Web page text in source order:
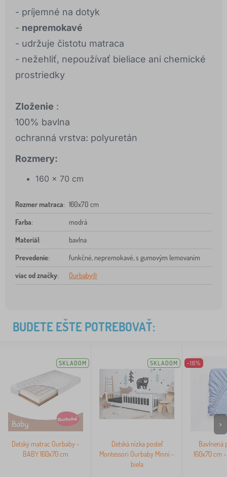
- príjemné na dotyk
- nepremokavé
- udržuje čistotu matraca
- nežehliť, nepoužívať bieliace ani chemické
prostriedky
Zloženie :
100% bavlna
ochranná vrstva: polyuretán
Rozmery:
160 x 70 cm
Rozmer matraca: 160x70 cm
Farba: modrá
Materiál: bavlna
Prevedenie: funkčné, nepremokavé, s gumovým lemovaním
viac od značky: Ourbaby®
BUDETE EŠTE POTREBOVAŤ:
SKLADOM
Detský matrac Ourbaby -
BABY 160x70 cm
SKLADOM
Detská nízka posteľ
Montessori Ourbaby Minni -
biela
-16%
Bavlnená
160x70 cm
>